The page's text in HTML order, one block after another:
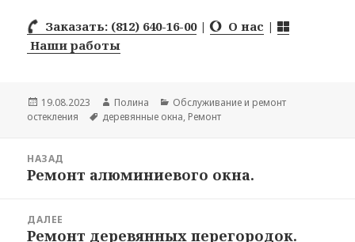
Заказать: (812) 640-16-00| О нас |
Наши работы
Опубликовано
19.08.2023 Автор
Полина Рубрики
Обслуживание и ремонт
остекления
Метки
деревянные окна, Ремонт
НАЗАД
Предыдущая
Ремонт алюминиевого окна.
ДАЛЕЕ
Следующая
Ремонт деревянных перегородок.